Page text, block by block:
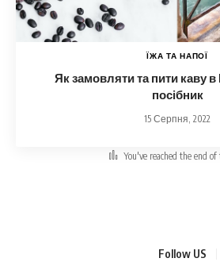
ЇЖА ТА НАПОЇ
Як замовляти та пити каву в
посібник
15 Серпня, 2022
You've reached the end
Follow US